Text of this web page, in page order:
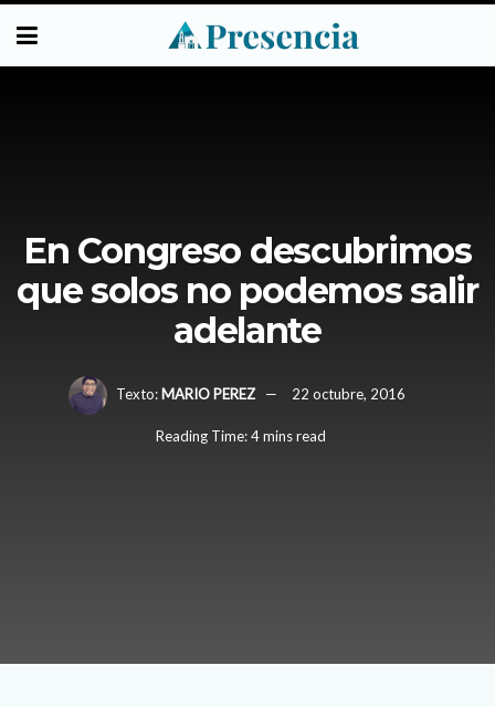
En Congreso descubrimos
que solos no podemos salir
adelante
Texto: MARIO PEREZ 22 octubre, 2016
Reading Time: 4 mins read